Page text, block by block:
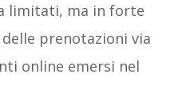
limitati, ma in forte
prenotazioni via
online emersi nel